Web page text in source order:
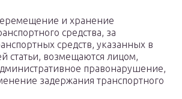
и хранение
средства, за
средств, указанных в
статьи, возмещаются лицом,
правонарушение,
задержания транспортного